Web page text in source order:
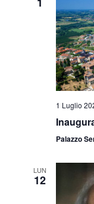
1 Luglio
Palazzo
LUN
12